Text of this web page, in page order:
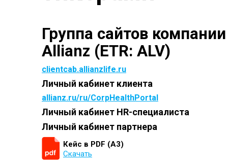
Группа сайтов компании
Allianz (ETR: ALV)
clientcab.allianzlife.ru
Личный кабинет клиента
allianz.ru/ru/CorpHealthPortal
Личный кабинет HR-специалиста
Личный кабинет партнера
Кейс в PDF (А3)
Скачать